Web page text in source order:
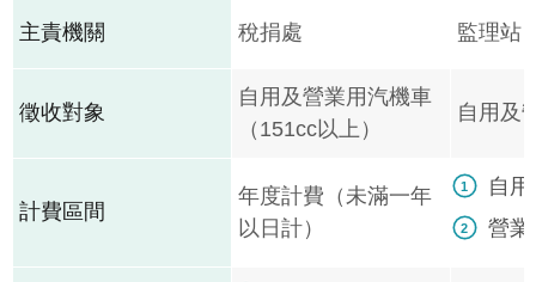
主責機關 稅捐處 監理站
徵收對象
自用及營業用汽機車
（151cc以上）
自用及
計費區間
年度計費（未滿一年
以日計）
自
營業